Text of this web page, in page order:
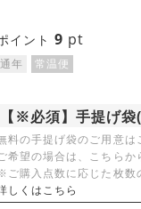
イント 9 pt
通年 常温便
【※必須】手提げ
料の手提げ袋のご用意は
希望の場合は、こちらか
ご購入点数に応じた枚数
しくはこちら